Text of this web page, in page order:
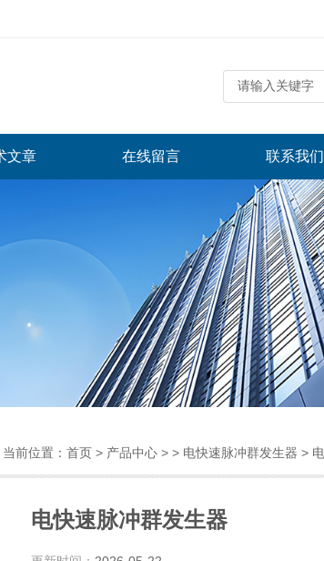
文章 在线留言 联系我们
当前位置： 首页 > 产品中心 > > 电快速脉冲群发生器 >
电快速脉冲群发生器